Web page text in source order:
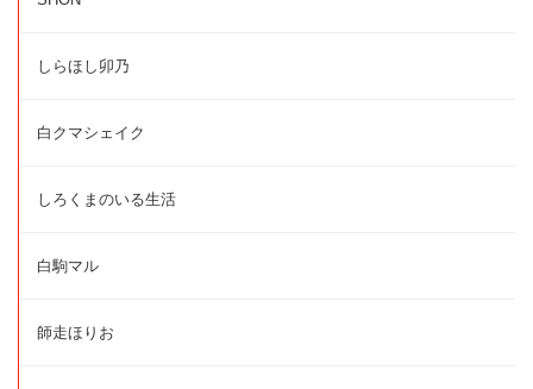
しらほし卯乃
白クマシェイク
しろくまのいる生活
白駒マル
師走ほりお